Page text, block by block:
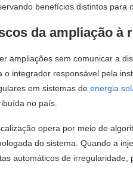
benefícios distintos para
da ampliação à
ampliações sem comunicar a
o integrador responsável pela
em sistemas de energia
no país.
opera por meio de
do sistema. Quando a
automáticos de irregularidade,